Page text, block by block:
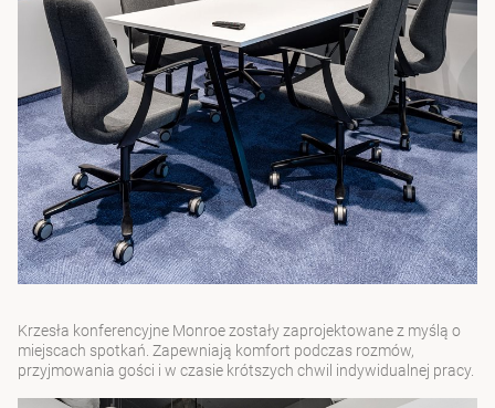
Krzesła konferencyjne Monroezostały zaprojektowane z myślą o
miejscach spotkań. Zapewniają komfort podczas rozmów,
przyjmowania gości i w czasie krótszych chwil indywidualnej pracy.